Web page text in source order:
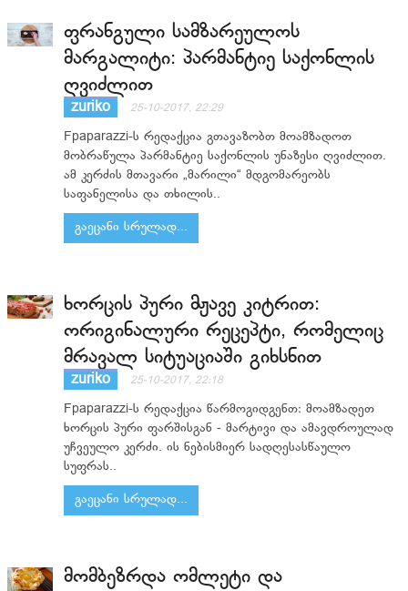
ფრანგული სამზარეულოს
მარგალიტი: პარმანტიე საქონლის
ღვიძლით
zuriko 25-10-2017, 22:29
Fpaparazzi-ს რედაქცია გთავაზობთ მოამზადოთ
მობრაწულა პარმანტიე საქონლის უნაზესი ღვიძლით.
ამ კერძის მთავარი „მარილი“ მდგომარეობს
საფანელისა და თხილის..
გაეცანი სრულად...
ხორცის პური მჟავე კიტრით:
ორიგინალური რეცეპტი, რომელიც
მრავალ სიტუაციაში გიხსნით
zuriko 25-10-2017, 22:18
Fpaparazzi-ს რედაქცია წარმოგიდგენთ: მოამზადეთ
ხორცის პური ფარშისგან - მარტივი და ამავდროულად
უჩვეულო კერძი. ის ნებისმიერ სადღესასწაულო
სუფრას..
გაეცანი სრულად...
მომბეზრდა ომლეტი და